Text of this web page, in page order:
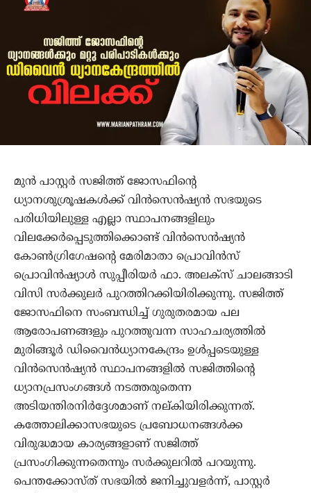
മുന്‍ പാസ്റ്റര്‍ സജിത്ത് ജോസഫിന്റെ
ധ്യാനശുശ്രൂഷകള്‍ക്ക് വിന്‍സെന്‍ഷ്യന്‍ സഭയുടെ
പരിധിയിലുള്ള എല്ലാ സ്ഥാപനങ്ങളിലും
വിലക്കേര്‍പ്പെടുത്തിക്കൊണ്ട് വിന്‍സെന്‍ഷ്യന്‍
കോണ്‍ഗ്രിഗേഷന്റെ മേരിമാതാ പ്രൊവിന്‍സ്
പ്രൊവിന്‍ഷ്യാള്‍ സുപ്പീരിയര്‍ ഫാ. അലക്‌സ് ചാലങ്ങാടി
വിസി സര്‍ക്കുലര്‍ പുറത്തിറക്കിയിരിക്കുന്നു. സജിത്ത്
ജോസഫിനെ സംബന്ധിച്ച് ഗുരുതരമായ പല
ആരോപണങ്ങളും പുറത്തുവന്ന സാഹചര്യത്തില്‍
മുരിങ്ങൂര്‍ ഡിവൈന്‍ധ്യാനകേന്ദ്രം ഉള്‍പ്പടെയുള്ള
വിന്‍സെന്‍ഷ്യന്‍ സ്ഥാപനങ്ങളില്‍ സജിത്തിന്റെ
ധ്യാനപ്രസംഗങ്ങള്‍ നടത്തരുതെന്ന
അടിയന്തിരനിര്‍ദ്ദേശമാണ് നല്കിയിരിക്കുന്നത്.
കത്തോലിക്കാസഭയുടെ പ്രബോധനങ്ങള്‍ക്ക
വിരുദ്ധമായ കാര്യങ്ങളാണ് സജിത്ത്
പ്രസംഗിക്കുന്നതെന്നും സര്‍ക്കുലറില്‍ പറയുന്നു.
പെന്തക്കോസ്ത് സഭയില്‍ ജനിച്ചുവളര്‍ന്ന്, പാസ്റ്റര്‍